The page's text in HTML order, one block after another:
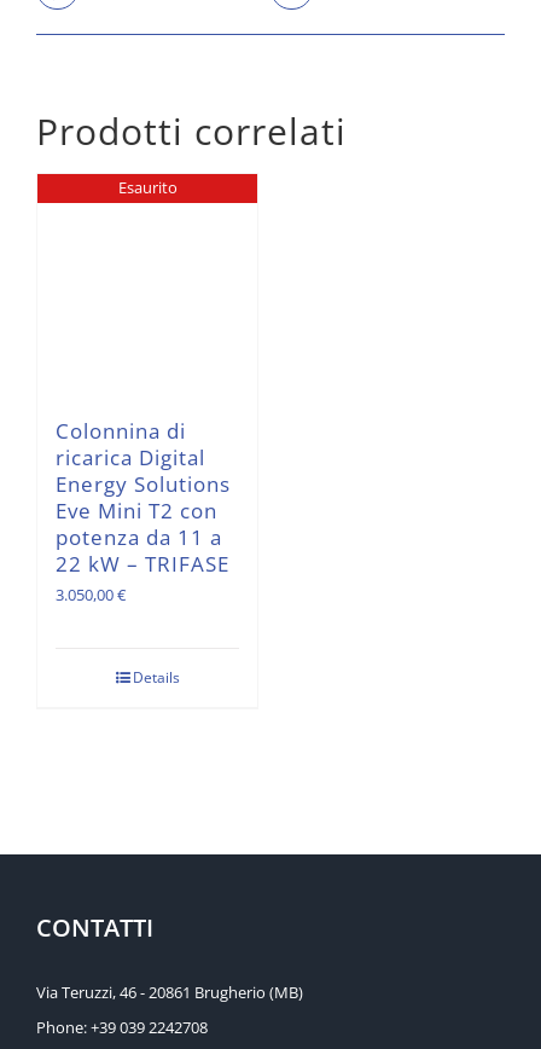
Prodotti correlati
Esaurito
Colonnina di
ricarica Digital
Energy Solutions
Eve Mini T2 con
potenza da 11 a
22 kW – TRIFASE
3.050,00€
Details
CONTATTI
Via Teruzzi, 46 - 20861 Brugherio (MB)
Phone:+39 039 2242708